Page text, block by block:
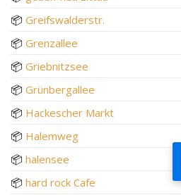
📦 Greifswalderstr.
📦 Grenzallee
📦 Griebnitzsee
📦 Grünbergallee
📦 Hackescher Markt
📦 Halemweg
📦 halensee
📦 hard rock Cafe